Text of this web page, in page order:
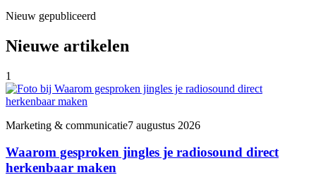
Nieuw gepubliceerd
Nieuwe artikelen
1
Marketing & communicatie7 augustus 2026
Waarom gesproken jingles je radiosound direct
herkenbaar maken